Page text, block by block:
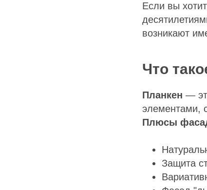
Если вы
возникают
Что
Планкен —
элементами,
Плюсы
Защита